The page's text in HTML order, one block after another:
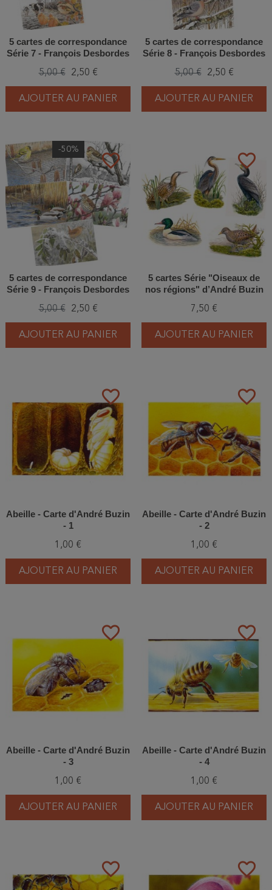
5 cartes de correspondance
Série 7 - François Desbordes
5,00 € 2,50 €
AJOUTER AU PANIER
5 cartes de correspondance
Série 8 - François Desbordes
5,00 € 2,50 €
AJOUTER AU PANIER
favorite_border
-50%
5 cartes de correspondance
Série 9 - François Desbordes
5,00 € 2,50 €
AJOUTER AU PANIER
favorite_border
5 cartes Série "Oiseaux de
nos régions" d’André Buzin
7,50 €
AJOUTER AU PANIER
favorite_border
Abeille - Carte d'André Buzin
- 1
1,00 €
AJOUTER AU PANIER
favorite_border
Abeille - Carte d'André Buzin
- 2
1,00 €
AJOUTER AU PANIER
favorite_border
Abeille - Carte d'André Buzin
- 3
1,00 €
AJOUTER AU PANIER
favorite_border
Abeille - Carte d'André Buzin
- 4
1,00 €
AJOUTER AU PANIER
favorite_border favorite_border